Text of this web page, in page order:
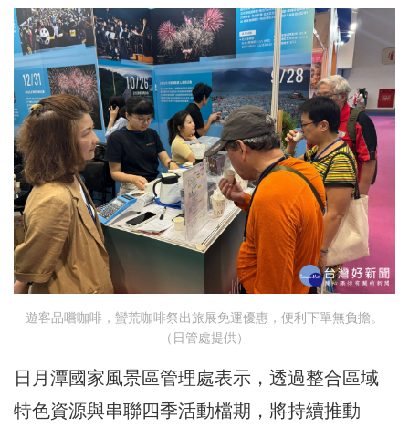
遊客品嚐咖啡，蠻荒咖啡祭出旅展免運優惠，便利下單無負擔。
（日管處提供）
日月潭國家風景區管理處表示，透過整合區域
特色資源與串聯四季活動檔期，將持續推動